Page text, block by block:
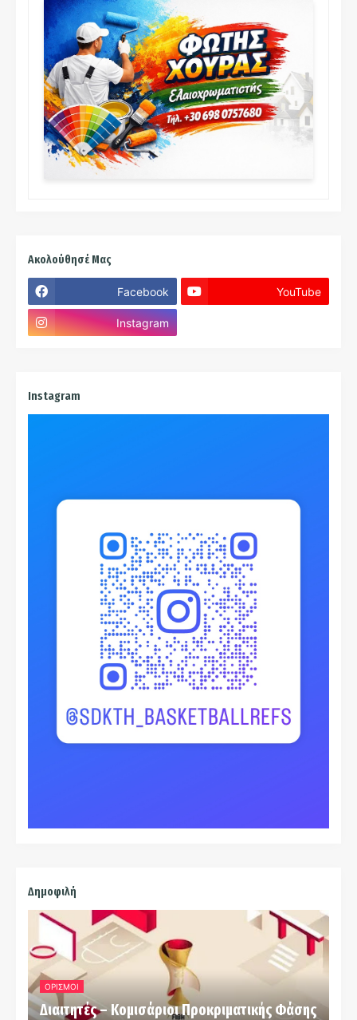
Ακολούθησέ Μας
Facebook YouTube
Instagram
Instagram
Δημοφιλή
ΟΡΙΣΜΟΙ
Διαιτητές – Κομισάριοι Προκριματικής Φάσης